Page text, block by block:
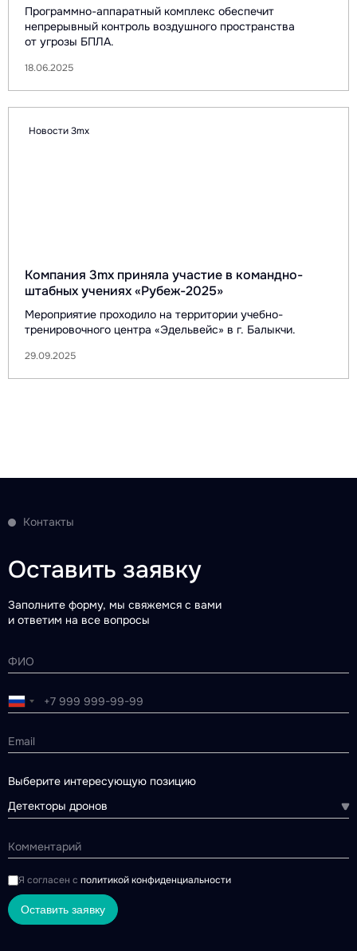
Программно-аппаратный комплекс обеспечит
непрерывный контроль воздушного пространства
от угрозы БПЛА.
18.06.2025
Новости 3mx
Компания 3mx приняла участие в командно-
штабных учениях «Рубеж-2025»
Мероприятие проходило на территории учебно-
тренировочного центра «Эдельвейс» в г. Балыкчи.
29.09.2025
Контакты
Оставить заявку
Заполните форму, мы свяжемся с вами
и ответим на все вопросы
Выберите интересующую позицию
Детекторы дронов
Я согласен с политикой конфиденциальности
Оставить заявку